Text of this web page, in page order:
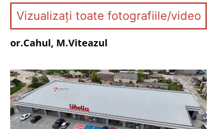
Vizualizați toate fotografiile/video
or.Cahul, M.Viteazul